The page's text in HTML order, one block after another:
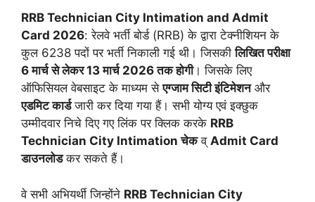
RRB Technician City Intimation and Admit
Card 2026: रेलवे भर्ती बोर्ड (RRB) के द्वारा टेक्नीशियन के
कुल 6238 पदों पर भर्ती निकाली गई थी। जिसकीलिखित परीक्षा
6 मार्च से लेकर 13 मार्च 2026 तक होगी। जिसके लिए
ऑफिसियल वेबसाइट के माध्यम सेएग्जाम सिटी इंटिमेशनऔर
एडमिट कार्डजारी कर दिया गया हैं। सभी योग्य एवं इक्छुक
उम्मीदवार निचे दिए गए लिंक पर क्लिक करके RRB
Technician City Intimation चेकव् Admit Card
डाउनलोडकर सकते हैं।
वे सभी अभियर्थी जिन्होंने RRB Technician City